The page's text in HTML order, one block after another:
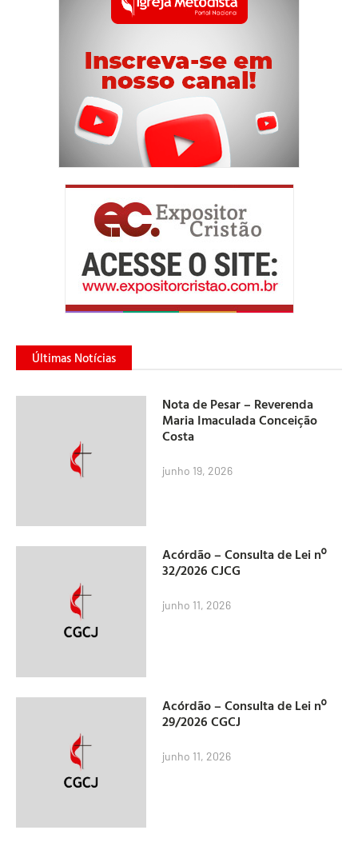
Últimas Notícias
Nota de Pesar – Reverenda
Maria Imaculada Conceição
Costa
junho 19, 2026
Acórdão – Consulta de Lei nº
32/2026 CJCG
junho 11, 2026
Acórdão – Consulta de Lei nº
29/2026 CGCJ
junho 11, 2026